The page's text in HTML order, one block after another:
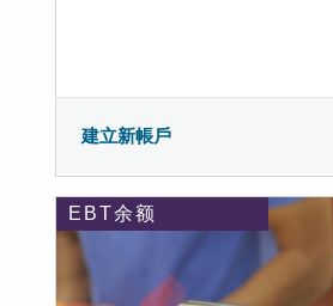
建立新帳戶
EBT余额